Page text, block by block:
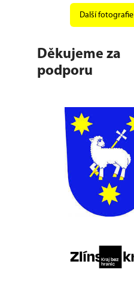
Další fotografie
Děkujeme za
podporu